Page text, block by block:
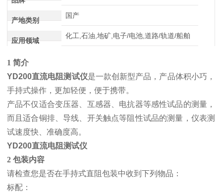
产地类别
国产
应用领域
化工,石油,地矿,电子/电池,道路/轨道/船舶
1 简介
YD200直流电阻测试仪是一款创新型产品，产品体积小巧，
手持式操作，更加轻便，便于携带。
产品不仅适合变压器、互感器、电抗器等感性试品的测量，
而且适合铜排、导线、开关触点等阻性试品的测量，仪表测
试速度快、准确度高。
YD200直流电阻测试仪
2 包装内容
请检查您是否在手持式直阻包装中收到下列物品：
标配：